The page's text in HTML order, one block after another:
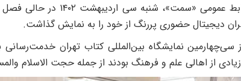
به گزارش روابط
دیجیتال حضوری پررنگ از خود را به نمایش گذاشت.
سی‌چهارمین نمایشگاه بین‌المللی کتاب تهران
زیادی از اهالی علم و فرهنگ بودند از جمله حجت